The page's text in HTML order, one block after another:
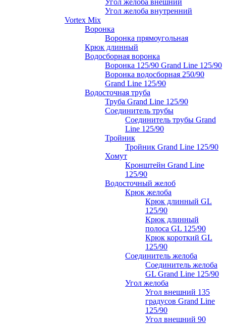
Угол желоба внешний
Угол желоба внутренний
Vortex Mix
Воронка
Воронка прямоугольная
Крюк длинный
Водосборная воронка
Воронка 125/90 Grand Line 125/90
Воронка водосборная 250/90
Grand Line 125/90
Водосточная труба
Труба Grand Line 125/90
Соединитель трубы
Соединитель трубы Grand
Line 125/90
Тройник
Тройник Grand Line 125/90
Хомут
Кронштейн Grand Line
125/90
Водосточный желоб
Крюк желоба
Крюк длинный GL
125/90
Крюк длинный
полоса GL 125/90
Крюк короткий GL
125/90
Соединитель желоба
Соединитель желоба
GL Grand Line 125/90
Угол желоба
Угол внешний 135
градусов Grand Line
125/90
Угол внешний 90